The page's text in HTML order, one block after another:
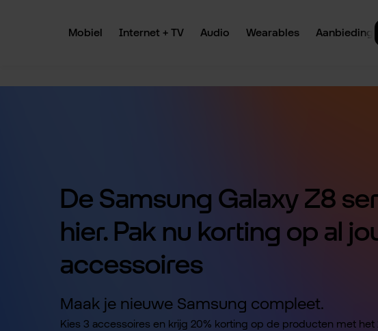
Mobiel
Internet + TV Audio Wearables
De Samsung Galaxy Z8
hier. Pak nu korting op al
accessoires
Maak je nieuwe Samsung compleet.
Kies 3 accessoires en krijg 20% korting op de producten met het